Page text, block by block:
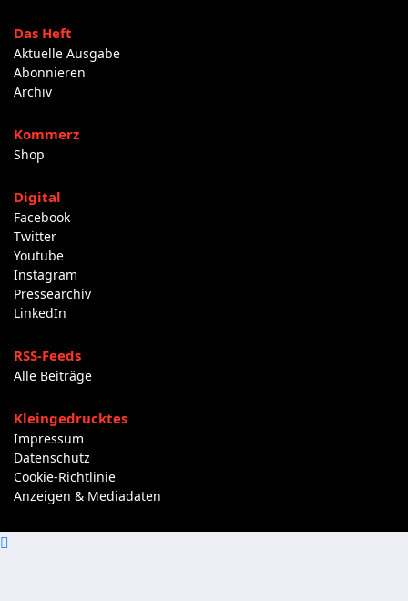
Das Heft
Aktuelle Ausgabe
Abonnieren
Archiv
Kommerz
Shop
Digital
Facebook
Twitter
Youtube
Instagram
Pressearchiv
LinkedIn
RSS-Feeds
Alle Beiträge
Kleingedrucktes
Impressum
Datenschutz
Cookie-Richtlinie
Anzeigen & Mediadaten